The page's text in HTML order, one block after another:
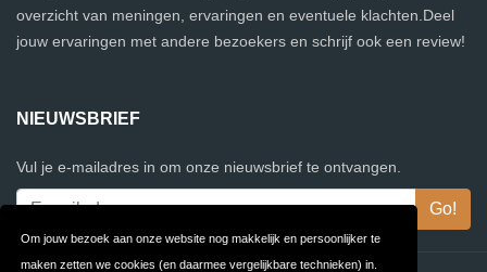
Om jouw bezoek aan onze website nog makkelijk en persoonlijker te
maken zetten we cookies (en daarmee vergelijkbare technieken) in.
overzicht van meningen, ervaringen en eventuele klachten.Deel
jouw ervaringen met andere bezoekers en schrijf ook een review!
NIEUWSBRIEF
Vul je e-mailadres in om onze nieuwsbrief te ontvangen.